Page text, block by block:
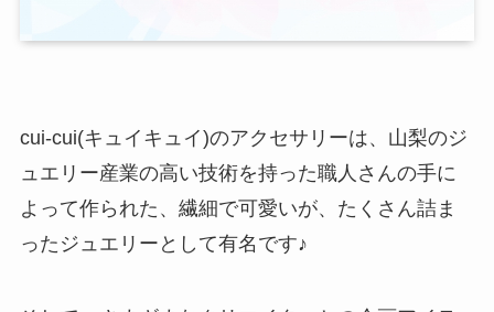
cui-cui(キュイキュイ)のアクセサリーは、山梨のジ
ュエリー産業の高い技術を持った職人さんの手に
よって作られた、繊細で可愛いが、たくさん詰ま
ったジュエリーとして有名です♪